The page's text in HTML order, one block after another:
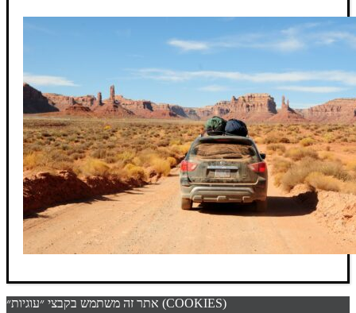
אתר זה משתמש בקבצי ״עוגיות״ (COOKIES)